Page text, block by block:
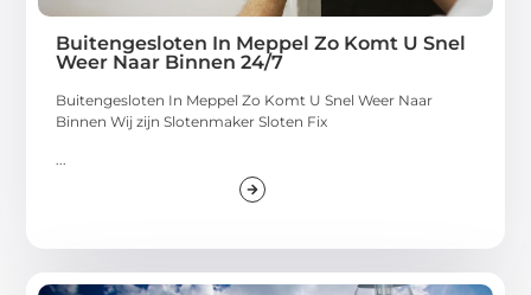
Buitengesloten In Meppel Zo Komt U Snel
Weer Naar Binnen 24/7
Buitengesloten In Meppel Zo Komt U Snel Weer Naar
Binnen Wij zijn Slotenmaker Sloten Fix
...